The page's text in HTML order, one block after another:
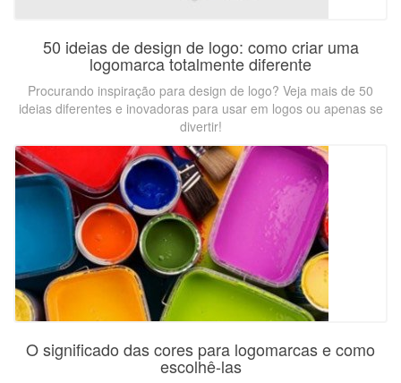
50 ideias de design de logo: como criar uma
logomarca totalmente diferente
Procurando inspiração para design de logo? Veja mais de 50
ideias diferentes e inovadoras para usar em logos ou apenas se
divertir!
O significado das cores para logomarcas e como
escolhê-las